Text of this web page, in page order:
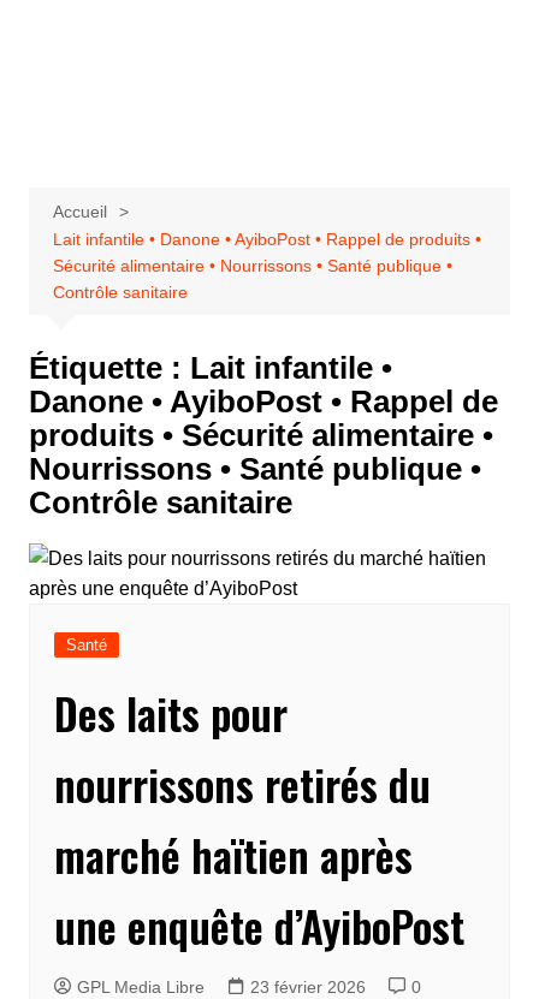
Accueil
Lait infantile • Danone • AyiboPost • Rappel de produits •
Sécurité alimentaire • Nourrissons • Santé publique •
Contrôle sanitaire
Étiquette : Lait infantile •
Danone • AyiboPost • Rappel de
produits • Sécurité alimentaire •
Nourrissons • Santé publique •
Contrôle sanitaire
Santé
Des laits pour
nourrissons retirés du
marché haïtien après
une enquête d’AyiboPost
GPL Media Libre 23 février 2026 0